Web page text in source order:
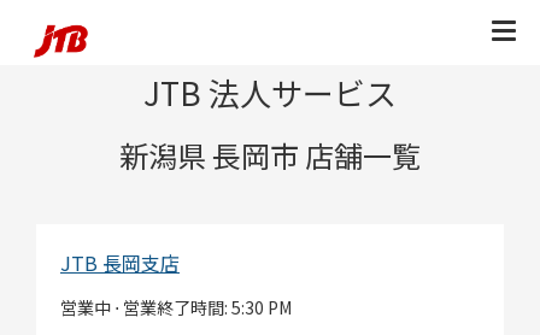
JTB 法人サービス
新潟県 長岡市 店舗一覧
JTB 長岡支店
営業中 ⋅ 営業終了時間: 5:30 PM